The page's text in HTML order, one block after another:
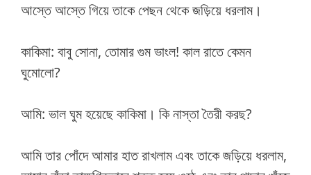
আস্তে আস্তে গিয়ে তাকে পেছন থেকে জড়িয়ে ধরলাম।
কাকিমা: বাবু সোনা, তোমার গুম ভাংল! কাল রাতে কেমন
ঘুমোলো?
আমি: ভাল ঘুম হয়েছে কাকিমা। কি নাস্তা তৈরী করছ?
আমি তার পোঁদে আমার হাত রাখলাম এবং তাকে জড়িয়ে ধরলাম,